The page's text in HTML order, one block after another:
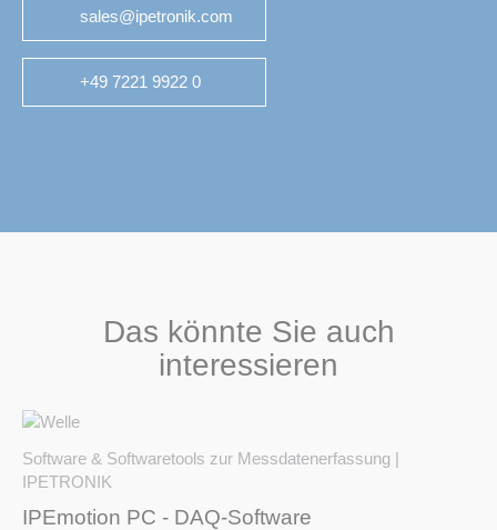
sales@ipetronik.com
+49 7221 9922 0
Das könnte Sie auch
interessieren
Software & Softwaretools zur Messdatenerfassung |
IPETRONIK
IPEmotion PC - DAQ-Software